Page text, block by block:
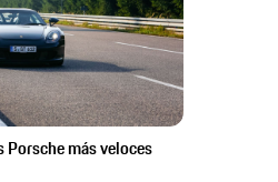
Porsche más veloces